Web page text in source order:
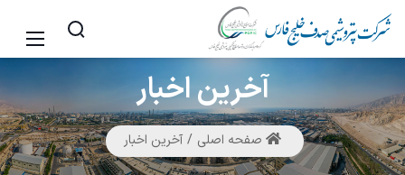
آخریناخبار
صفحه اصلی آخرین اخبار